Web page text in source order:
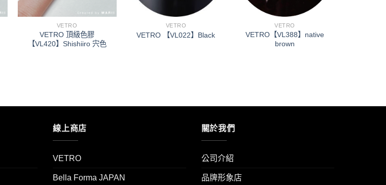
VETRO
VETRO 頂級色膠
【VL420】Shishiiro 宍色
VETRO
VETRO 【VL022】Black
VETRO
VETRO【VL388】native
brown
線上商店
VETRO
Bella Forma JAPAN
關於我們
公司介紹
品牌形象店